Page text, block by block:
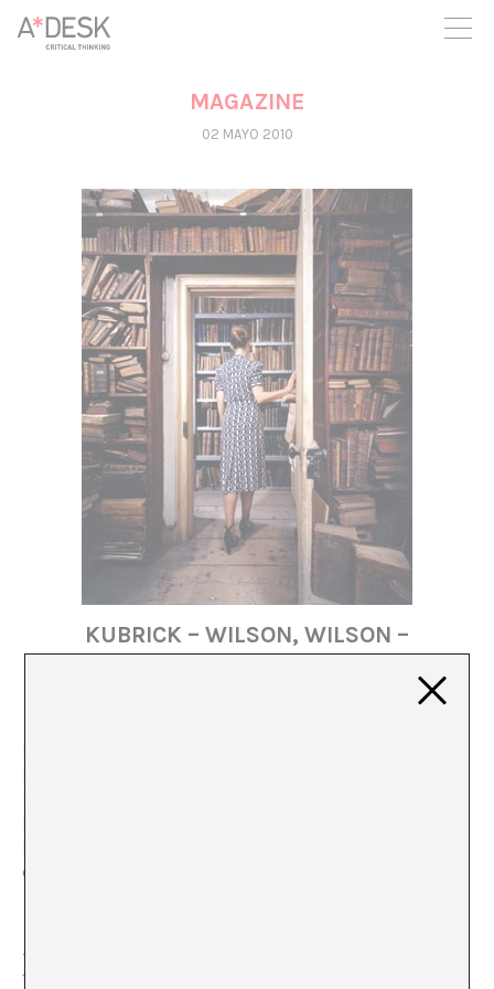
crees también en A*DESK seguimos necesitándote para poder
seguir adelante. Ahora puedes participar del proyecto y
apoyarlo.
MAGAZINE
02 MAYO 2010
KUBRICK – WILSON, WILSON –
KUBRICK
Louise y Jane Wilson se acercan a la figura de Stanley
Kubrick para tejer posibilidades narrativas a partir de
un supuesto proyecto fílmico no producido. Las
hermanas Wilson juegan con la ficción y la realidad de
la mano de uno de los maestros de lo subjetivo en el
cine.
«Unfolding the Aryan papers» es la última muestra del
trabajo de las artistas británicas Louise y Jane Wilson,